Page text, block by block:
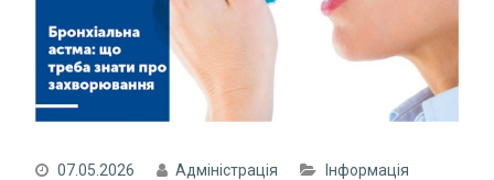
07.05.2026 Адміністрація
Інформація